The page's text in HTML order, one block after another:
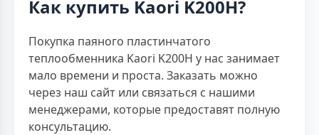
Как купить Kaori K200H?
Покупка паяного пластинчатого
теплообменника Kaori K200H у нас занимает
мало времени и проста. Заказать можно
через наш сайт или связаться с нашими
менеджерами, которые предоставят полную
консультацию.